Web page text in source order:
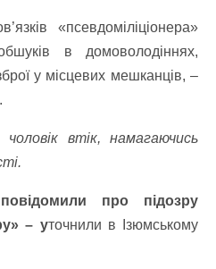
«псевдоміліціонера»
в домоволодіннях,
у місцевих мешканців, –
чоловік втік, намагаючись
про підозру
– уточнили в Ізюмському